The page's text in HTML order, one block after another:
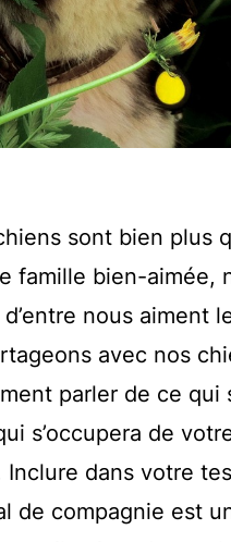
sont bien plus
famille bien-aimée,
nous aiment
avec nos
parler de ce
s’occupera de
Inclure dans votre
de compagnie est